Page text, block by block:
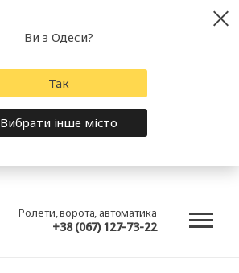
Ролети, ворота, автоматика
+38 (067) 127-73-22
Ви з Одеси?
Так
Вибрати інше місто